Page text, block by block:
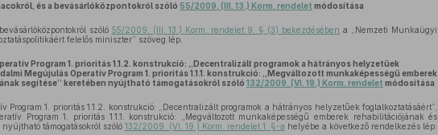
és a bevásárlóközpontokról szóló 55/2009. (III. 13.) Korm. rendelet módosítása
szóló 55/2009. (III. 13.) Korm. rendelet 9. § (3) bekezdésében a „Nemzeti Munkaügyi
felelős miniszter” szöveg lép.
Program 1. prioritás 1.1.2. konstrukció: „Decentralizált programok a hátrányos helyzetűek
Megújulás Operatív Program 1. prioritás 1.1.1. konstrukció: „Megváltozott munkaképességű emberek
segítése” keretében nyújtható támogatásokról szóló 132/2009. (VI. 19.) Korm. rendelet módosítása
Program 1. prioritás 1.1.2. konstrukció: „Decentralizált programok a hátrányos helyzetűek foglalkoztatásáért”,
Program 1. prioritás 1.1.1. konstrukció: „Megváltozott munkaképességű emberek rehabilitációjának és
támogatásokról szóló 132/2009. (VI. 19.) Korm. rendelet 1. §-a helyébe a következő rendelkezés lép: